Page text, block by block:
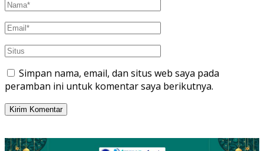
Simpan nama, email, dan situs web saya pada
peramban ini untuk komentar saya berikutnya.